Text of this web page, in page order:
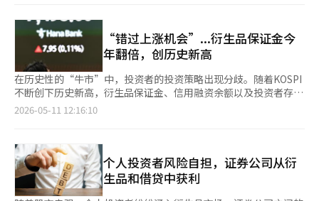
用的限制标准。 在产品设计过程中，编写检查清单也将成为强制
要求。制造部门需检查基础资产的近期波动性、价格趋势以及是否
存在对特定个股的集中风险。即使是重新发行已获批准的产品，也
需重新审视可能出现的潜在风险因素。 产品审批委员会的权力也
将得到加强。消费者保护、合规监督和销售部门将成为必备成员，
金融消费者保护负责人（CCO）在判断需要保护投资者时，可以暂
停产品的推出。基础资产池的重新选择或变更也需经过审批委员会
的审议。 投资后的后续管理也将大幅加强。 首先，对于高难度的
资者发送“挂钩点接近通知”。此前，投资者在挂钩点到达时可能
未能提前意识到，从而错失应对机会，导致中途赎回金额大幅减
少。 金融监督院希望通过该通知，投资者能够更合理地判断是否
继续持有产品或选择中途赎回。 如果提前赎回延迟或失败，证券
公司也需告知投资者中途赎回的可能性及申请方法。此外，对于通
对》报告中，分析了美国推动的ATCM的结构和主要国家的立场，
并提出了韩国在稳定供应链和增强产业竞争力方面的应对方向。报
告认为，ATCM不仅是简单的矿物合作，而是旨在维护和扩大友好
国家之间核心矿物生产和供应链的多国工业政策合作体系。美国通
过此举，推动核心矿物供应链的多样化，减少对中国的依赖，建立
以友好国家为中心的特惠贸易体系，并制定价格稳定机制。特别
是，美国正在构思一种新的价格体系，结合价格下限、共同外部关
税、最低进口价格和基于人工智能（AI）的基准价格等措施。其目
资和生产。产业研究院评估认为，这些措施将有助于防止核心矿物
价格急剧下跌，保护生产者的盈利能力，并提高价格的可预测性。
然而，报告也指出，这可能引发与世界贸易组织（WTO）规范的
冲突、与非参与国的矛盾以及市场扭曲等新的贸易问题。主要国家
普遍认同有必要减轻中国在核心矿物供应链中的主导地位，但对美
“错过上涨机会”...衍生品保证金今
年翻倍，创历史新高
在历史性的“牛市”中，投资者的投资策略出现分歧。随着KOSPI
不断创下历史新高，衍生品保证金、信用融资余额以及投资者存款
均达到历史最高水平，‘多头（Long）押注’资金激增。与此同
的数据，截至5月7日，场内衍生品交易保证金已增加至38兆2567
亿韩元，创下历史新高。与一周前的32兆2335亿韩元相比，增加
了约6兆韩元。与今年1月2日的18兆3986亿韩元相比，四个月内翻
了一番以上。 场内衍生品交易保证金是投资者为进行KOSPI200期
2026-05-11 12:16:10
个人投资者风险自担，证券公司从衍
生品和借贷中获利